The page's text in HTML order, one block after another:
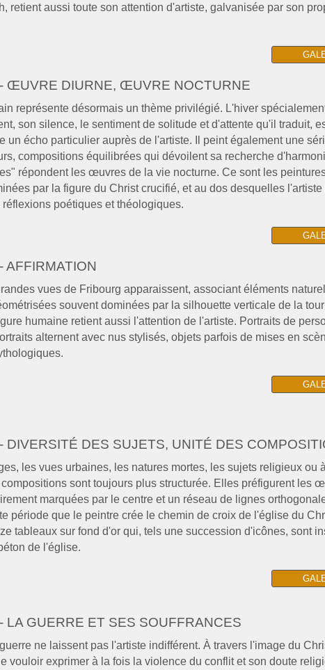
retient aussi toute son attention d'artiste, galvanisée par son
ŒUVRE DIURNE, ŒUVRE NOCTURNE
représente désormais un thème privilégié. L'hiver
son silence, le sentiment de solitude et d'attente qu'il traduit,
un écho particulier auprès de l'artiste. Il peint également une
compositions équilibrées qui dévoilent sa recherche
répondent les œuvres de la vie nocturne. Ce sont les
par la figure du Christ crucifié, et au dos desquelles l'artiste
poétiques et théologiques.
AFFIRMATION
vues de Fribourg apparaissent, associant éléments
souvent dominées par la silhouette verticale de la
humaine retient aussi l'attention de l'artiste. Portraits de
alternent avec nus stylisés, objets parfois de mises en
DIVERSITÉ DES SUJETS, UNITÉ DES
les vues urbaines, les natures mortes, les sujets religieux ou
sont toujours plus structurée. Elles préfigurent les
marquées par le centre et un réseau de lignes
période que le peintre crée le chemin de croix de l'église du
tableaux sur fond d'or qui, tels une succession d'icônes, sont
de l'église.
LA GUERRE ET SES SOUFFRANCES
ne laissent pas l'artiste indifférent. À travers l'image du
vouloir exprimer à la fois la violence du conflit et son doute